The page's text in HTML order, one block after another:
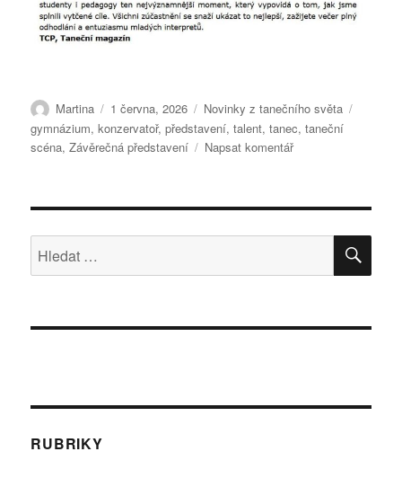
Autor:
Martina Publikováno:
1 června, 2026 Rubriky:
Novinky z tanečního světa
gymnázium,konzervatoř,představení,talent,tanec,taneční
scéna,Závěrečná představení Napsat komentářpro
názvem
představení
Hledat:
RUBRIKY